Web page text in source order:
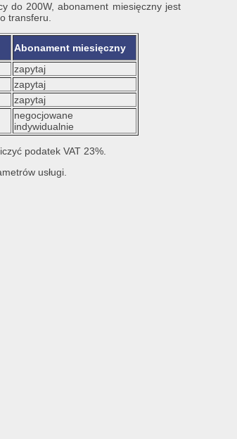
do 200W, abonament miesięczny jest
transferu.
Abonament miesięczny
zapytaj
zapytaj
zapytaj
negocjowane
indywidualnie
podatek VAT 23%.
usługi.